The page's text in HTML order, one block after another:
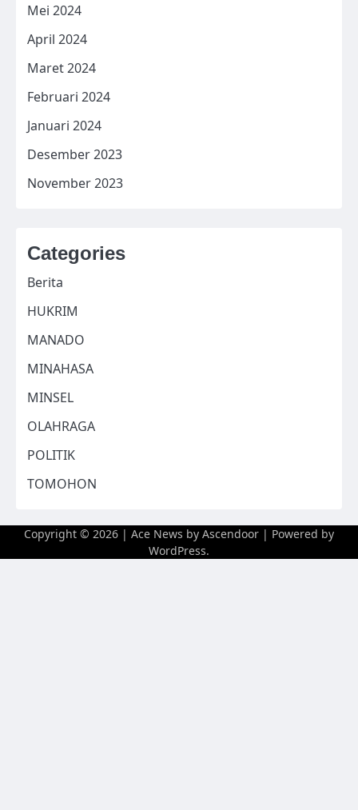
Mei 2024
April 2024
Maret 2024
Februari 2024
Januari 2024
Desember 2023
November 2023
Categories
Berita
HUKRIM
MANADO
MINAHASA
MINSEL
OLAHRAGA
POLITIK
TOMOHON
Copyright © 2026 | Ace News by Ascendoor | Powered by
WordPress.